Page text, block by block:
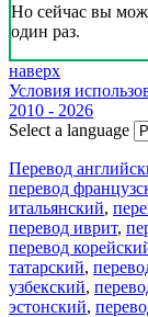
Но сейчас вы
один раз.
наверх
Условия
2010 - 2026
Select a language
Перевод
перевод
итальянский,
перевод иврит,
перевод
татарский,
узбекский,
эстонский,